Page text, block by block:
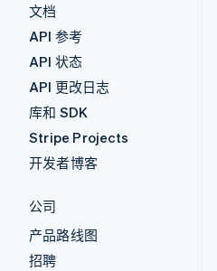
文档
API 参考
API 状态
API 更改日志
库和 SDK
Stripe Projects
开发者博客
公司
产品路线图
招聘